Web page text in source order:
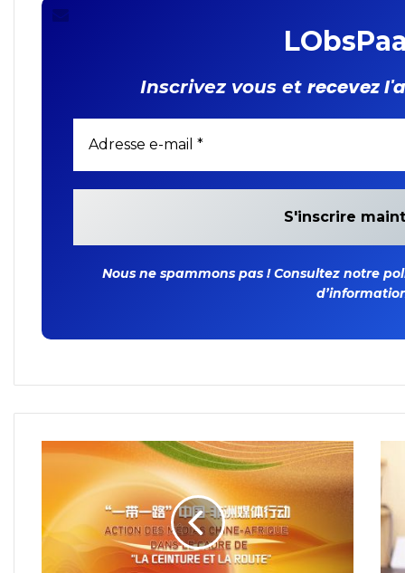
Inscrivez vous et recevez
Nous ne spammons pas ! Consultez notre